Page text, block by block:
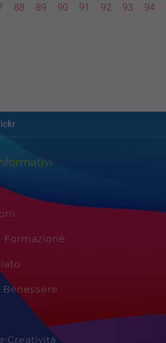
88 89 90 91 92 93 94
Formazione
Benessere
Creatività